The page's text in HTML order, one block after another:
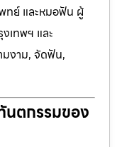
ทย์ และหมอฟัน ผู้
เทพฯ และ
มงาม, จัดฟัน,
นตกรรมของ